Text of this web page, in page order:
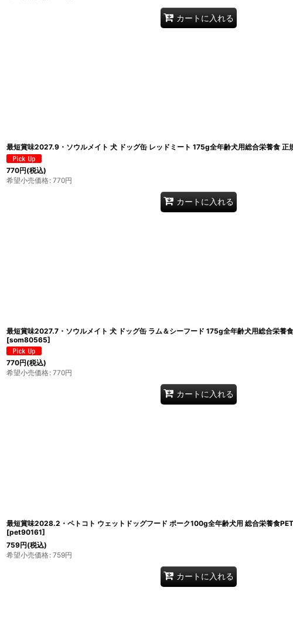
カートに入れる
最短賞味2027.9・ソウルメイト 犬 ドッグ缶 レッドミート 175g全年齢犬用総合栄養食
770円(税込)
希望小売価格: 770円
カートに入れる
最短賞味2027.7・ソウルメイト 犬 ドッグ缶 ラム＆シーフード 175g全年齢犬用総合栄養
[som80565]
770円(税込)
希望小売価格: 770円
カートに入れる
最短賞味2028.2・ペトコト ウェットドッグフード ポーク100g全年齢犬用 総合栄養食
[pet90161]
759円(税込)
希望小売価格: 759円
カートに入れる